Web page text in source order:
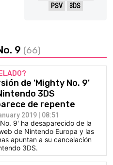
PSV
3DS
9 (66)
de 'Mighty No. 9'
3DS
de repente
2019 | 08:51
9' ha desaparecido de la
de Nintendo Europa y las
apuntan a su cancelación
3DS.